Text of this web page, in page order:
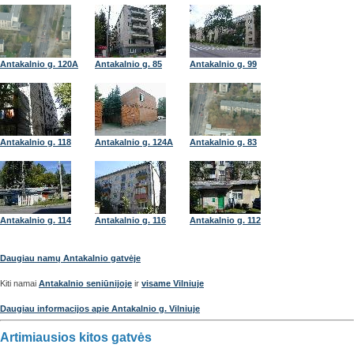
Antakalnio g. 120A Antakalnio g. 85 Antakalnio g. 99
Antakalnio g. 118 Antakalnio g. 124A Antakalnio g. 83
Antakalnio g. 114 Antakalnio g. 116 Antakalnio g. 112
Daugiau namų Antakalnio gatvėje
Kiti namai Antakalnio seniūnijoje ir visame Vilniuje
Daugiau informacijos apie Antakalnio g. Vilniuje
Artimiausios kitos gatvės